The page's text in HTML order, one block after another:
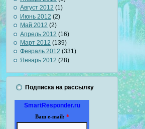
Август 2012 (1)
Июнь 2012 (2)
Май 2012 (2)
Апрель 2012 (16)
Март 2012 (139)
Февраль 2012 (331)
Январь 2012 (28)
Подписка на рассылку
SmartResponder.ru
Ваш e-mail: *